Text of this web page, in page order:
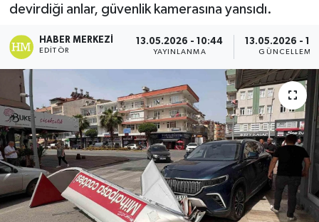
devirdiği anlar, güvenlik kamerasına yansıdı.
HABER MERKEZI
EDITÖR
13.05.2026 - 10:44
YAYINLANMA
13.05.2026 -
GÜNCELLEME